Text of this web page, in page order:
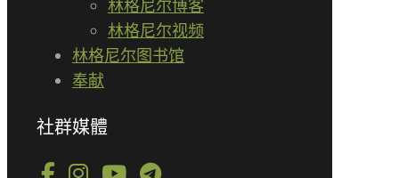
林格尼尔博客
林格尼尔视频
林格尼尔图书馆
奉献
社群媒體